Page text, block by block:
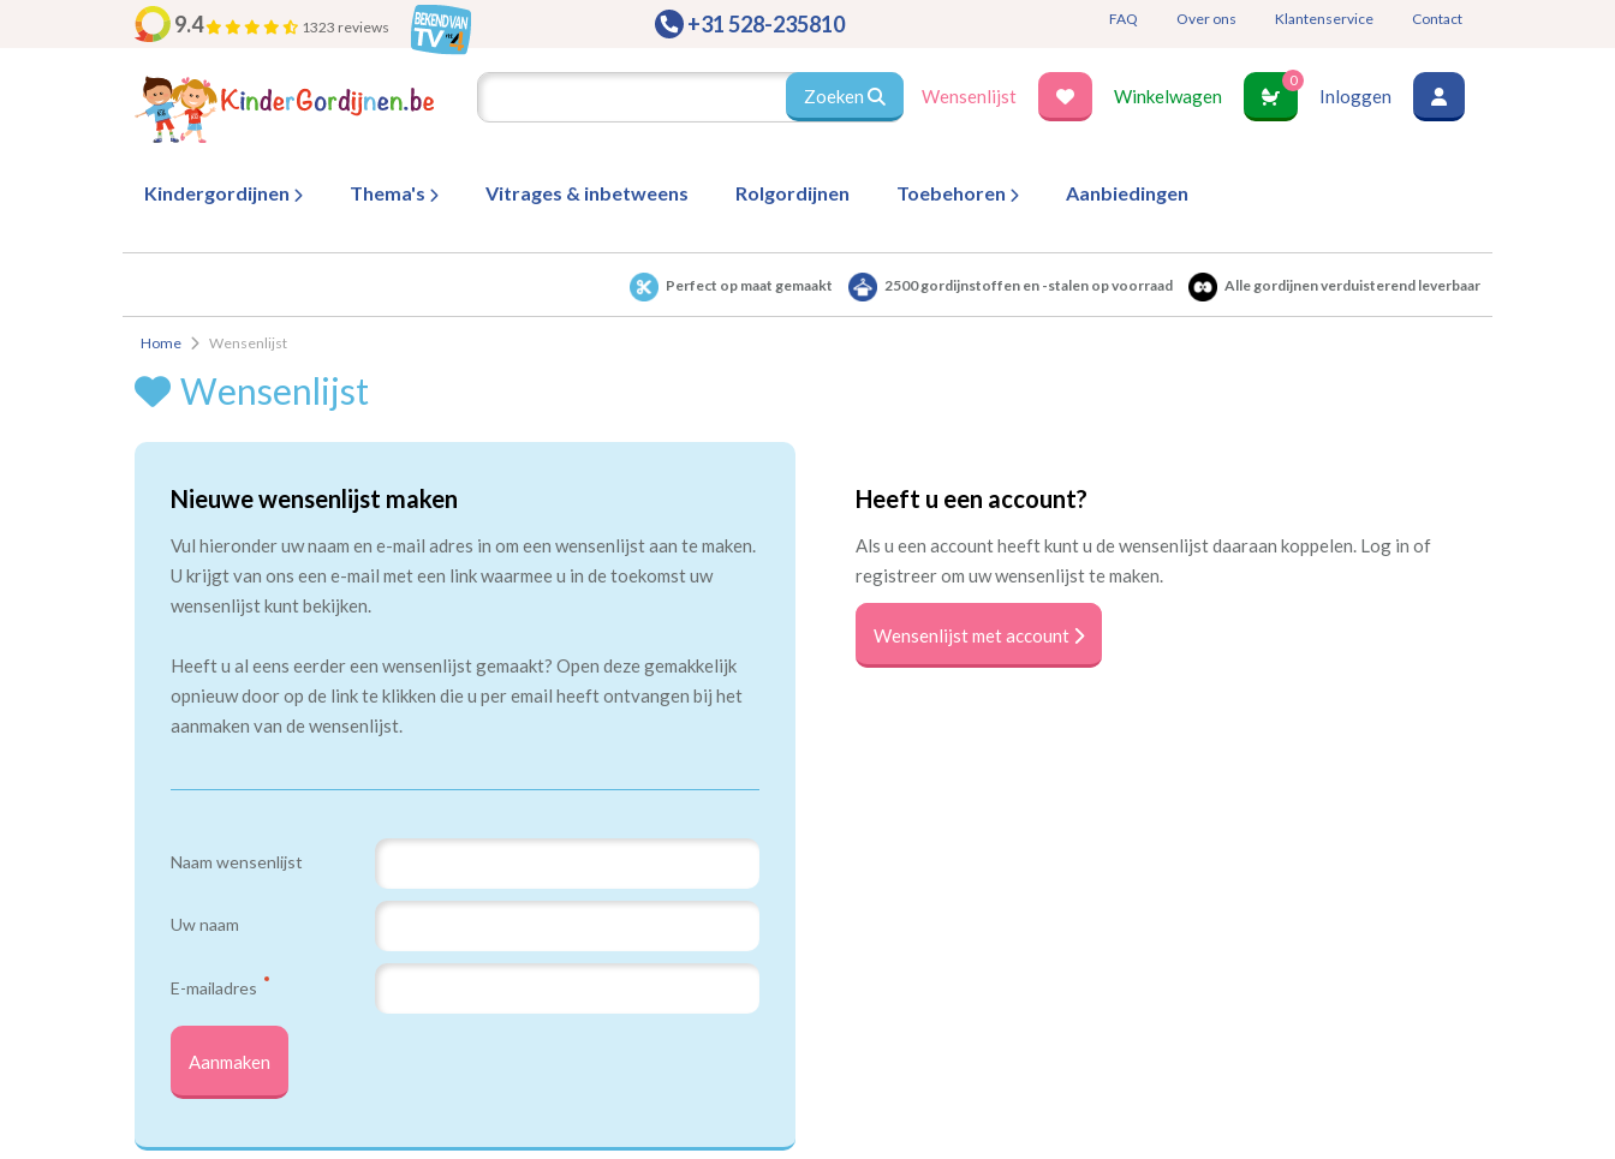
9.4 1323 reviews +31 528-235810 FAQ Over ons Klantenservice Contact
Zoeken Wensenlijst Winkelwagen
0
Inloggen
Kindergordijnen Thema's Vitrages & inbetweens Rolgordijnen Toebehoren Aanbiedingen
Perfect op maat gemaakt 2500 gordijnstoffen en -stalen op voorraad Alle gordijnen verduisterend leverbaar
Home Wensenlijst
Wensenlijst
Nieuwe wensenlijst maken
Vul hieronder uw naam en e-mail adres in om een wensenlijst aan te maken.
U krijgt van ons een e-mail met een link waarmee u in de toekomst uw
wensenlijst kunt bekijken.
Heeft u al eens eerder een wensenlijst gemaakt? Open deze gemakkelijk
opnieuw door op de link te klikken die u per email heeft ontvangen bij het
aanmaken van de wensenlijst.
Naam wensenlijst
Uw naam
E-mailadres
Aanmaken
Heeft u een account?
Als u een account heeft kunt u de wensenlijst daaraan koppelen. Log in of
registreer om uw wensenlijst te maken.
Wensenlijst met account